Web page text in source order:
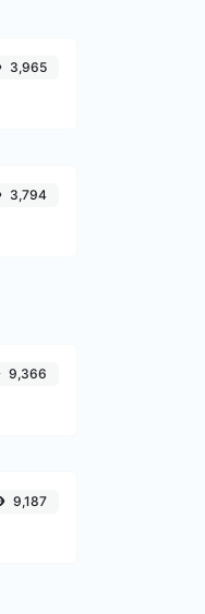
3,965
3,794
9,366
9,187